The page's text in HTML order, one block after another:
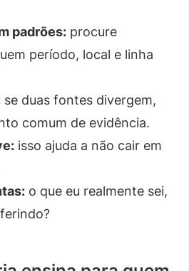
padrões: procure
período, local e linha
se duas fontes divergem,
comum de evidência.
isso ajuda a não cair em
o que eu realmente sei,